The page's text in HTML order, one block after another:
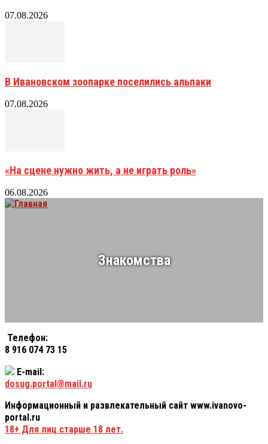
07.08.2026
В Ивановском зоопарке поселились альпаки
07.08.2026
«На сцене нужно жить, а не играть роль»
06.08.2026
Знакомства
Телефон:
8 916 074 73 15
E-mail:
dosug.portal@mail.ru
Информационный и развлекательный сайт www.ivanovo-
portal.ru
18+ Для лиц старше 18 лет.